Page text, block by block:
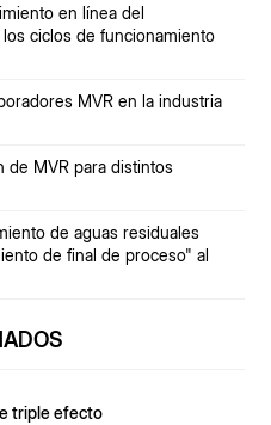
en línea del
ciclos de funcionamiento
MVR en la industria
de MVR para distintos
de aguas residuales
de final de proceso" al
triple efecto